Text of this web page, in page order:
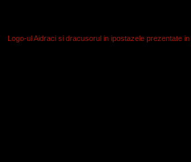
Logo-ul Aidraci si dracusorul in ipostazele prezentate